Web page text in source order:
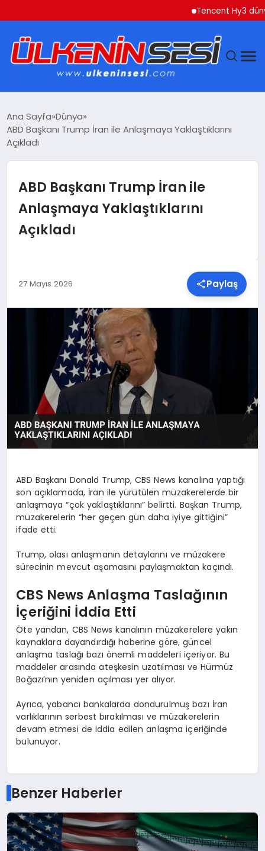
Tencent Hy3 dünya
EKONOMI
SAĞLIK
MALATYA HABERLERI
Ana Sayfa Dünya
ABD Başkanı Trump İran ile Anlaşmaya Yaklaştıklarını
Açıkladı
ABD Başkanı Trump İran ile
Anlaşmaya Yaklaştıklarını
Açıkladı
27 Mayıs 2026 Paylaş
ABD Başkanı Donald Trump, CBS News kanalına yaptığı
son açıklamada, İran ile yürütülen müzakerelerde bir
anlaşmaya “çok yaklaştıklarını” belirtti. Başkan Trump,
müzakerelerin “her geçen gün daha iyiye gittiğini”
ifade etti.
Trump, olası anlaşmanın detaylarını ve müzakere
sürecinin mevcut aşamasını paylaşmaktan kaçındı.
CBS News Anlaşma Taslağının
İçeriğini İddia Etti
Öte yandan, CBS News kanalının müzakerelere yakın
kaynaklara dayandırdığı haberine göre, güncel
anlaşma taslağı bazı önemli maddeleri içeriyor. Bu
maddeler arasında ateşkesin uzatılması ve Hürmüz
Boğazı’nın yeniden açılması yer alıyor.
Ayrıca, yabancı bankalarda dondurulmuş bazı İran
varlıklarının serbest bırakılması ve müzakerelerin
devam etmesi de iddia edilen anlaşma içeriğinde
bulunuyor.
Benzer Haberler